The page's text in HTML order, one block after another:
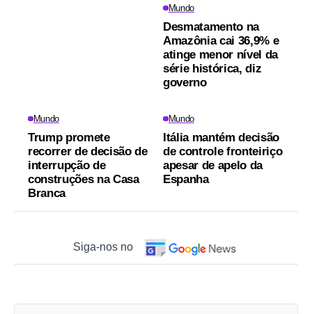
Mundo
Desmatamento na
Amazônia cai 36,9% e
atinge menor nível da
série histórica, diz
governo
Mundo
Trump promete
recorrer de decisão de
interrupção de
construções na Casa
Branca
Mundo
Itália mantém decisão
de controle fronteiriço
apesar de apelo da
Espanha
Siga-nos no